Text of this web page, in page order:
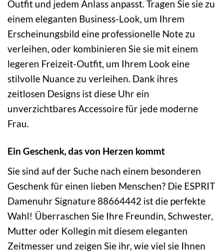
Outfit und jedem Anlass anpasst. Tragen Sie sie zu
einem eleganten Business-Look, um Ihrem
Erscheinungsbild eine professionelle Note zu
verleihen, oder kombinieren Sie sie mit einem
legeren Freizeit-Outfit, um Ihrem Look eine
stilvolle Nuance zu verleihen. Dank ihres
zeitlosen Designs ist diese Uhr ein
unverzichtbares Accessoire für jede moderne
Frau.
Ein Geschenk, das von Herzen kommt
Sie sind auf der Suche nach einem besonderen
Geschenk für einen lieben Menschen? Die ESPRIT
Damenuhr Signature 88664442 ist die perfekte
Wahl! Überraschen Sie Ihre Freundin, Schwester,
Mutter oder Kollegin mit diesem eleganten
Zeitmesser und zeigen Sie ihr, wie viel sie Ihnen